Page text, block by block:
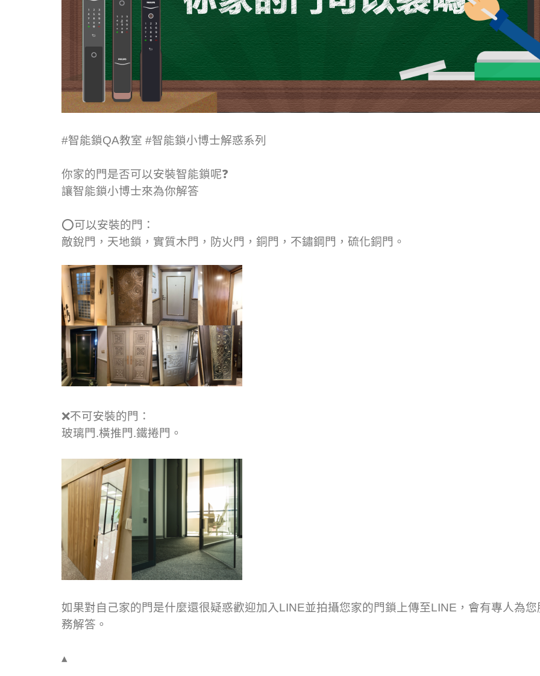
#智能鎖QA教室 #智能鎖小博士解惑系列
你家的門是否可以安裝智能鎖呢❓
讓智能鎖小博士來為你解答
⭕️可以安裝的門：
敵銳門，天地鎖，實質木門，防火門，銅門，不鏽鋼門，硫化銅門。
❌不可安裝的門：
玻璃門.橫推門.鐵捲門。
如果對自己家的門是什麼還很疑惑歡迎加入LINE並拍攝您家的門鎖上傳至LINE，會有專人為您
務解答。
▴